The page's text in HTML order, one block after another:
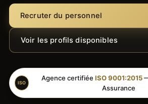
Recruter du personnel
Voir les profils disponibles
ISO
Agence certifiée ISO 9001:2015—
Assurance